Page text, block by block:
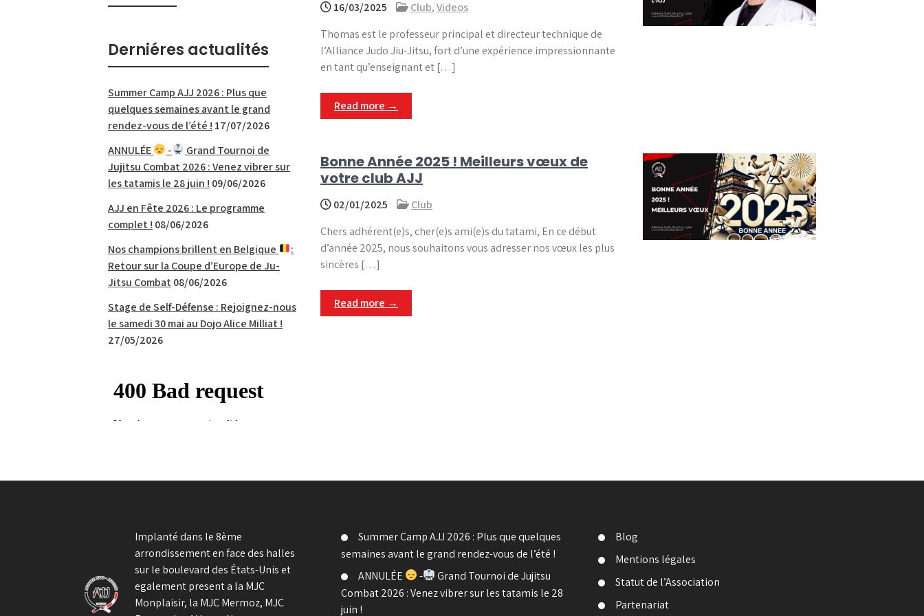
16/03/2025 Club,Videos
Thomas est le professeur principal et directeur technique de
l’Alliance Judo Jiu-Jitsu, fort d’une expérience impressionnante
en tant qu’enseignant et […]
Read more →
Bonne Année 2025 ! Meilleurs vœux de
votre club AJJ
02/01/2025
Club
Chers adhérent(e)s, cher(e)s ami(e)s du tatami, En ce début
d’année 2025, nous souhaitons vous adresser nos vœux les plus
sincères […]
Read more →
Derniéres actualités
Summer Camp AJJ 2026 : Plus que
quelques semaines avant le grand
rendez-vous de l’été ! 17/07/2026
ANNULÉE
-
Grand Tournoi de
Jujitsu Combat 2026 : Venez vibrer sur
les tatamis le 28 juin ! 09/06/2026
AJJ en Fête 2026 : Le programme
complet ! 08/06/2026
Nos champions brillent en Belgique
:
Retour sur la Coupe d’Europe de Ju-
Jitsu Combat 08/06/2026
Stage de Self-Défense : Rejoignez-nous
le samedi 30 mai au Dojo Alice Milliat !
27/05/2026
Implanté dans le 8ème
arrondissement en face des halles
sur le boulevard des États-Unis et
egalement present a la MJC
Monplaisir, la MJC Mermoz, MJC
Summer Camp AJJ 2026 : Plus que quelques
semaines avant le grand rendez-vous de l’été !
ANNULÉE
-
Grand Tournoi de Jujitsu
Combat 2026 : Venez vibrer sur les tatamis le 28
juin !
Blog
Mentions légales
Statut de l’Association
Partenariat